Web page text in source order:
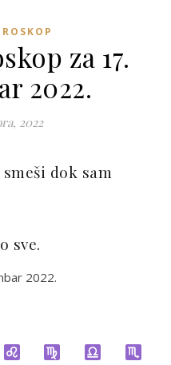
za 17.
2022.
2022
dok sam
sve.
2022.